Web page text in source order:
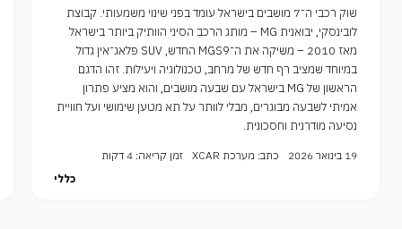
שוק רכבי ה־7 מושבים בישראל עומד בפני שינוי משמעותי. קבוצת
לובינסקי, יבואנית MG – מותג הרכב הסיני הוותיק ביותר בישראל
מאז 2010 – משיקה את ה־MGS9 החדש, SUV פלאג־אין גדול
במיוחד שמציב רף חדש של מרחב, טכנולוגיה ויעילות. זהו הדגם
הראשון של MG בישראל עם שבעה מושבים, והוא מציע פתרון
אמיתי לשבעה מבוגרים, מבלי לוותר על תא מטען שימושי ועל חוויית
נסיעה מודרנית וחסכונית.
19 בינואר 2026 כתב: מערכת XCAR
זמן קריאה: 4 דקות
כללי